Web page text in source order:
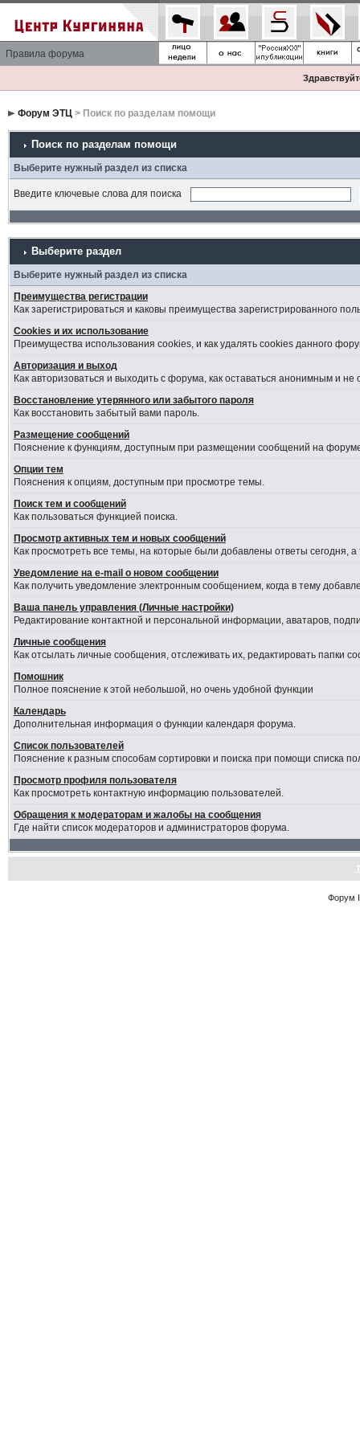
Правила форума
Форум ЭТЦ> Поиск по разделам помощи
Поиск по разделам помощи
Выберите нужный раздел из списка
Введите ключевые слова для поиска
Выберите раздел
Выберите нужный раздел из списка
Преимущества регистрации
Как зарегистрироваться и каковы преимущества зарегистрированного
Cookies и их использование
Преимущества использования cookies, и как удалять cookies данного
Авторизация и выход
Как авторизоваться и выходить с форума, как оставаться анонимным и
Восстановление утерянного или забытого пароля
Как восстановить забытый вами пароль.
Размещение сообщений
Пояснение к функциям, доступным при размещении сообщений на
Опции тем
Пояснения к опциям, доступным при просмотре темы.
Поиск тем и сообщений
Как пользоваться функцией поиска.
Просмотр активных тем и новых сообщений
Как просмотреть все темы, на которые были добавлены ответы сегодня,
Уведомление на е-mail о новом сообщении
Как получить уведомление электронным сообщением, когда в тему
Ваша панель управления (Личные настройки)
Редактирование контактной и персональной информации, аватаров,
Личные сообщения
Как отсылать личные сообщения, отслеживать их, редактировать папки
Помошник
Полное пояснение к этой небольшой, но очень удобной функции
Календарь
Дополнительная информация о функции календаря форума.
Список пользователей
Пояснение к разным способам сортировки и поиска при помощи списка
Просмотр профиля пользователя
Как просмотреть контактную информацию пользователей.
Обращения к модераторам и жалобы на сообщения
Где найти список модераторов и администраторов форума.
Форум